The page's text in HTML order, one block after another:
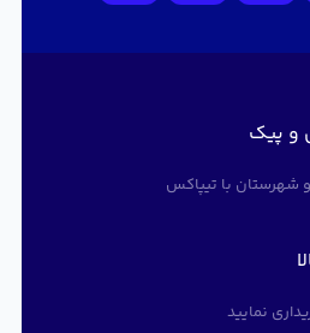
و پیک
شهرستان با تیپاکس
نمایید